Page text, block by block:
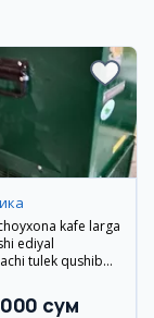
kafe larga
ediyal
tulek qushib
сум